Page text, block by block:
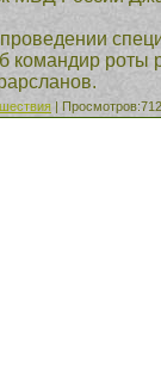
командир роты
|